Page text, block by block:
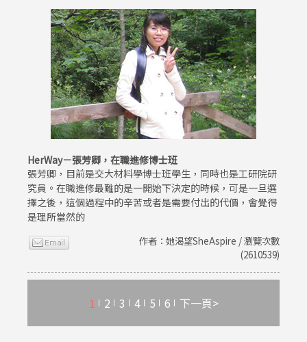
HerWay－張芳卿，在職進修博士班
張芳卿，目前是交大材料學博士班學生，同時也是工研院研
究員。在職進修最難的是一開始下決定的時候，可是一旦選
擇之後，這個過程中的辛苦或者是需要付出的代價，會覺得
是理所當然的
作者：她渴望SheAspire / 瀏覽次數
(2610539)
1 2 3 4 5 6 下一頁>